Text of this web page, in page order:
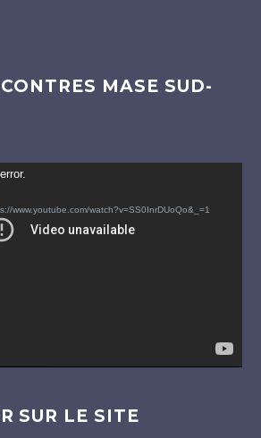
MASE SUD-
www.youtube.com/watch?v=SS0InrDUoQo&_=1
SUR LE SITE